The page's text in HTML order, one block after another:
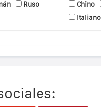
Ruso
Chino
Italiano